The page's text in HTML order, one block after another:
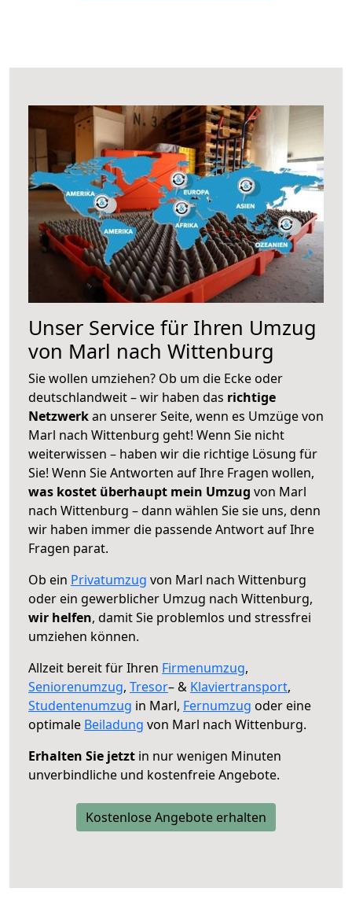
Unser Service für Ihren Umzug
von Marl nach Wittenburg
Sie wollen umziehen? Ob um die Ecke oder
deutschlandweit – wir haben das richtige
Netzwerkan unserer Seite, wenn es Umzüge von
Marl nach Wittenburg geht! Wenn Sie nicht
weiterwissen – haben wir die richtige Lösung für
Sie! Wenn Sie Antworten auf Ihre Fragen wollen,
was kostet überhaupt mein Umzug von Marl
nach Wittenburg – dann wählen Sie sie uns, denn
wir haben immer die passende Antwort auf Ihre
Fragen parat.
Ob ein Privatumzug von Marl nach Wittenburg
oder ein gewerblicher Umzug nach Wittenburg,
wir helfen, damit Sie problemlos und stressfrei
umziehen können.
Allzeit bereit für Ihren Firmenumzug,
Seniorenumzug, Tresor– & Klaviertransport,
Studentenumzug in Marl, Fernumzug oder eine
optimale Beiladung von Marl nach Wittenburg.
Erhalten Sie jetzt in nur wenigen Minuten
unverbindliche und kostenfreie Angebote.
Kostenlose Angebote erhalten